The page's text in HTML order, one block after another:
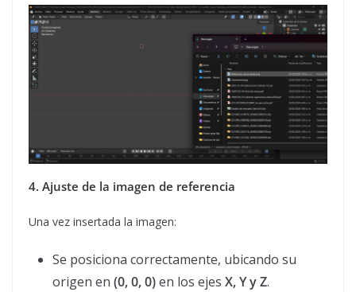
4. Ajuste de la imagen de referencia
Una vez insertada la imagen:
Se posiciona correctamente, ubicando su
origen en (0, 0, 0)en los ejes X, Y y Z.